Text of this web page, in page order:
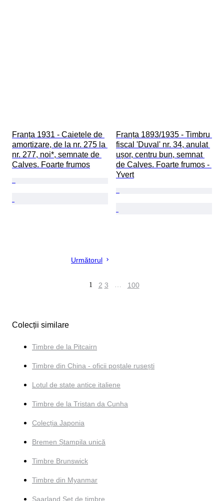
Franța 1931 - Caietele de
amortizare, de la nr. 275 la
nr. 277, noi*, semnate de
Calves. Foarte frumos
Franța 1893/1935 - Timbru
fiscal 'Duval' nr. 34, anulat
ușor, centru bun, semnat
de Calves. Foarte frumos -
Yvert
Următorul
1 2 3 … 100
Colecții similare
Timbre de la Pitcairn
Timbre din China - oficii poștale rusești
Lotul de state antice italiene
Timbre de la Tristan da Cunha
Colecția Japonia
Bremen Ștampila unică
Timbre Brunswick
Timbre din Myanmar
Saarland Set de timbre